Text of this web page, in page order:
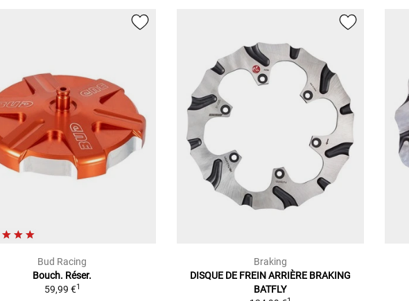
Bud Racing
Bouch. Réser.
59,99 €1
Braking
DISQUE DE FREIN ARRIÈRE BRAKING
BATFLY